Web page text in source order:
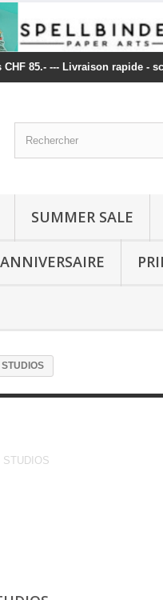
CHF 85.- --- Livraison rapide -
SUMMER SALE
STUDIOS